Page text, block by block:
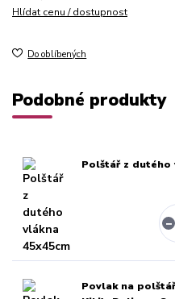
Hlídat cenu / dostupnost
Do oblíbených
Podobné produkty
Polštář z dutého
Povlak na